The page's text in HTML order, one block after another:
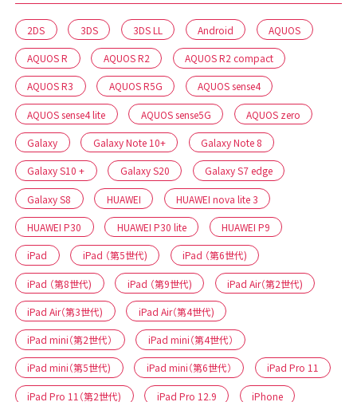
2DS 3DS 3DS LL Android AQUOS
AQUOS R AQUOS R2 AQUOS R2 compact
AQUOS R3 AQUOS R5G AQUOS sense4
AQUOS sense4 lite AQUOS sense5G AQUOS zero
Galaxy Galaxy Note 10+ Galaxy Note 8
Galaxy S10 + Galaxy S20 Galaxy S7 edge
Galaxy S8 HUAWEI HUAWEI nova lite 3
HUAWEI P30 HUAWEI P30 lite HUAWEI P9
iPad iPad （第5世代) iPad （第6世代)
iPad （第8世代) iPad （第9世代) iPad Air（第2世代)
iPad Air（第3世代) iPad Air（第4世代)
iPad mini（第2世代） iPad mini（第4世代）
iPad mini（第5世代) iPad mini（第6世代） iPad Pro 11
iPad Pro 11（第2世代) iPad Pro 12.9 iPhone